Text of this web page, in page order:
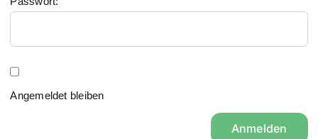
Angemeldet bleiben
Anmelden